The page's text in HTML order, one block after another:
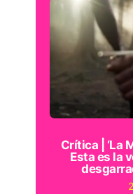
Crítica | ‘La
Esta es la